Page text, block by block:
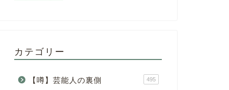
カテゴリー
【噂】芸能人の裏側 495